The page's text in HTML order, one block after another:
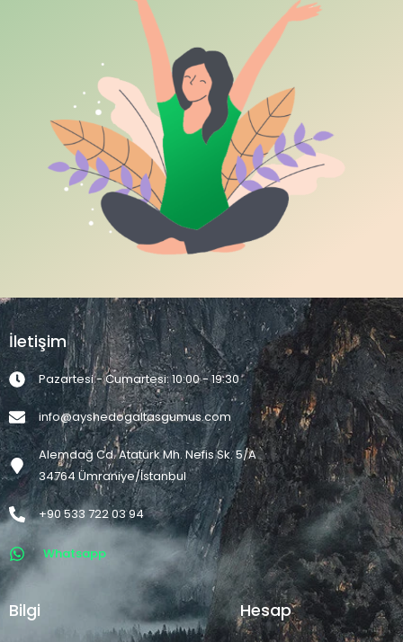
1 2 3 4 5 →
İletişim
Pazartesi - Cumartesi: 10:00 - 19:30
info@ayshedogaltasgumus.com
Alemdağ Cd. Atatürk Mh. Nefis Sk. 5/A
34764 Ümraniye/İstanbul
+90 533 722 03 94
Whatsapp
Bilgi Hesap